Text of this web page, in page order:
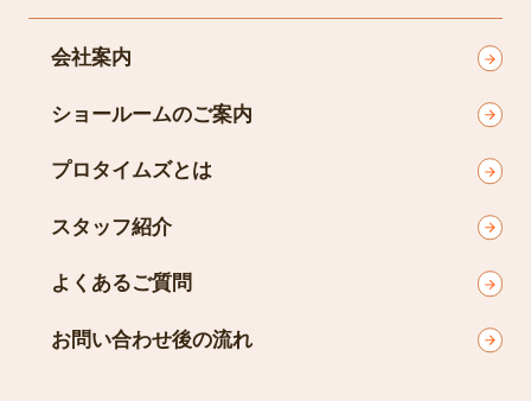
会社案内
ショールームのご案内
プロタイムズとは
スタッフ紹介
よくあるご質問
お問い合わせ後の流れ